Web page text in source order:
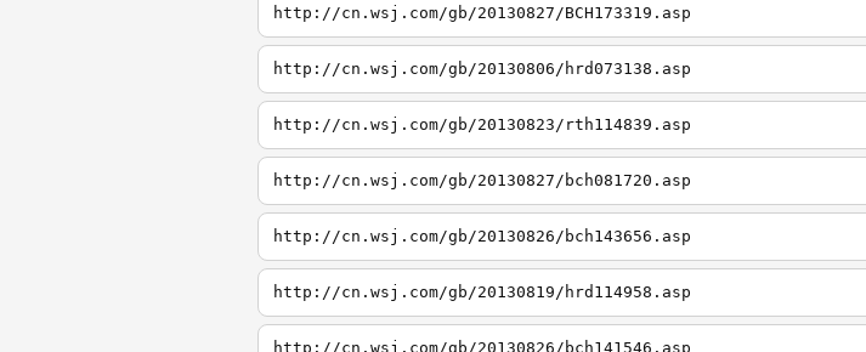
http://cn.wsj.com/gb/20130827/BCH173319.asp
http://cn.wsj.com/gb/20130806/hrd073138.asp
http://cn.wsj.com/gb/20130823/rth114839.asp
http://cn.wsj.com/gb/20130827/bch081720.asp
http://cn.wsj.com/gb/20130826/bch143656.asp
http://cn.wsj.com/gb/20130819/hrd114958.asp
http://cn.wsj.com/gb/20130826/bch141546.asp